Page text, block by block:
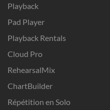
Playback
Pad Player
Playback Rentals
Cloud Pro
RehearsalMix
ChartBuilder
Répétition en Solo